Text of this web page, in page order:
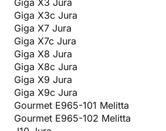
Giga X3c Jura
Giga X7 Jura
Giga X7c Jura
Giga X8 Jura
Giga X8c Jura
Giga X9 Jura
Giga X9c Jura
Gourmet E965-101 Melitta
Gourmet E965-102 Melitta